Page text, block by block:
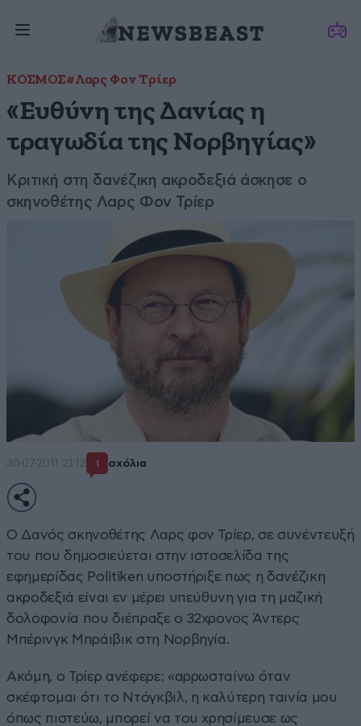
ΚΟΣΜΟΣ#Λαρς Φον Τρίερ
«Ευθύνη της Δανίας η
τραγωδία της Νορβηγίας»
Κριτική στη δανέζικη ακροδεξιά άσκησε ο
σκηνοθέτης Λαρς Φον Τρίερ
30·07·2011 21:12 1 σχόλια
Ο Δανός σκηνοθέτης Λαρς φον Τρίερ, σε συνέντευξή
του που δημοσιεύεται στην ιστοσελίδα της
εφημερίδας Politiken υποστήριξε πως η δανέζικη
ακροδεξιά είναι εν μέρει υπεύθυνη για τη μαζική
δολοφονία που διέπραξε ο 32χρονος Άντερς
Μπέρινγκ Μπράιβικ στη Νορβηγία.
Ακόμη, ο Τρίερ ανέφερε: «αρρωσταίνω όταν
σκέφτομαι ότι το Ντόγκβιλ, η καλύτερη ταινία μου
όπως πιστεύω, μπορεί να του χρησίμευσε ως